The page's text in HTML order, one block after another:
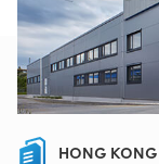
HONG